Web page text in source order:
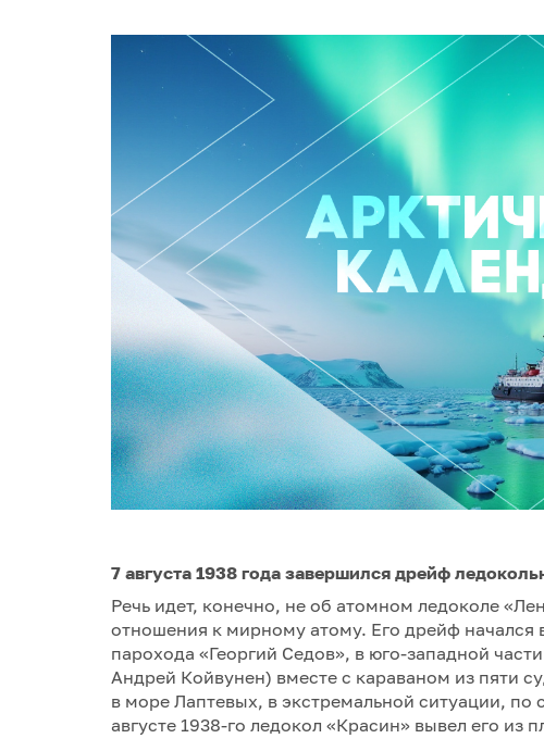
7 августа 1938 года завершился дрейф
Речь идет, конечно, не об атомном ледоколе
отношения к мирному атому. Его дрейф начался
парохода «Георгий Седов», в юго-западной
Андрей Койвунен) вместе с караваном из пяти
в море Лаптевых, в экстремальной ситуации, по
августе 1938-го ледокол «Красин» вывел его из